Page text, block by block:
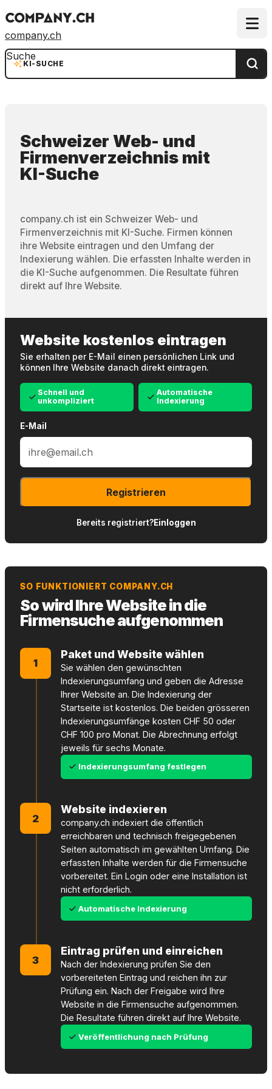
company.ch
KI-SUCHE
Suche
Schweizer Web- und
Firmenverzeichnis mit
KI-Suche
company.ch ist ein Schweizer Web- und
Firmenverzeichnis mit KI-Suche. Firmen können
ihre Website eintragen und den Umfang der
Indexierung wählen. Die erfassten Inhalte werden in
die KI-Suche aufgenommen. Die Resultate führen
direkt auf Ihre Website.
Website kostenlos eintragen
Sie erhalten per E-Mail einen persönlichen Link und
können Ihre Website danach direkt eintragen.
Schnell und
unkompliziert
Automatische
Indexierung
E-Mail
Registrieren
Bereits registriert?Einloggen
SO FUNKTIONIERT COMPANY.CH
So wird Ihre Website in die
Firmensuche aufgenommen
1
Paket und Website wählen
Sie wählen den gewünschten
Indexierungsumfang und geben die Adresse
Ihrer Website an. Die Indexierung der
Startseite ist kostenlos. Die beiden grösseren
Indexierungsumfänge kosten CHF 50 oder
CHF 100 pro Monat. Die Abrechnung erfolgt
jeweils für sechs Monate.
Indexierungsumfang festlegen
2
Website indexieren
company.ch indexiert die öffentlich
erreichbaren und technisch freigegebenen
Seiten automatisch im gewählten Umfang. Die
erfassten Inhalte werden für die Firmensuche
vorbereitet. Ein Login oder eine Installation ist
nicht erforderlich.
Automatische Indexierung
3
Eintrag prüfen und einreichen
Nach der Indexierung prüfen Sie den
vorbereiteten Eintrag und reichen ihn zur
Prüfung ein. Nach der Freigabe wird Ihre
Website in die Firmensuche aufgenommen.
Die Resultate führen direkt auf Ihre Website.
Veröffentlichung nach Prüfung